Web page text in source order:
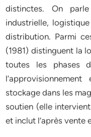
distinctes. On
industrielle,
distribution. Parmi
(1981) distinguent la
toutes les phases
stockage dans les
soutien (elle
et inclut l’après vente